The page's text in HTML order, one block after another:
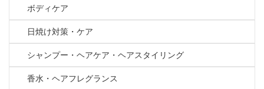
ボディケア
日焼け対策・ケア
シャンプー・ヘアケア・ヘアスタイリング
香水・ヘアフレグランス